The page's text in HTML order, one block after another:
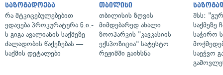
საზოგადოება
რა მტკიცებულებებით
ედავება პროკურატურა ნ.ი.-
ს გიგა ავალიანის საქმეზე
ძალადობის წაქეზებას —
საქმის დეტალები
თბილისი
თბილისის ზღვის
მიმდებარედ ახალი
ზოოპარკის "კავკასიის
ექსპოზიცია" სატესტო
რეჟიმში გაიხსნა
შსს:
საქმეზე
საჭირო
საეჭვო